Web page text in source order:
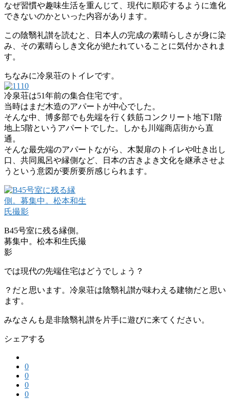
なぜ習慣や趣味生活を重んじて、現代に順応するように進化
できないのかといった内容があります。
この陰翳礼讃を読むと、日本人の完成の素晴らしさが身に染
み、その素晴らしき文化が絶たれていることに気付かされま
す。
ちなみに冷泉荘のトイレです。
冷泉荘は51年前の集合住宅です。
当時はまだ木造のアパートが中心でした。
そんな中、博多部でも先端を行く鉄筋コンクリート地下1階
地上5階というアパートでした。しかも川端商店街から直
通。
そんな最先端のアパートながら、木製扉のトイレや吐き出し
口、共同風呂や縁側など、日本の古きよき文化を継承させよ
うという意図が要所要所感じられます。
B45号室に残る縁側。
募集中。松本和生氏撮
影
では現代の先端住宅はどうでしょう？
？だと思います。冷泉荘は陰翳礼讃が味わえる建物だと思い
ます。
みなさんも是非陰翳礼讃を片手に遊びに来てください。
シェアする
0
0
0
0